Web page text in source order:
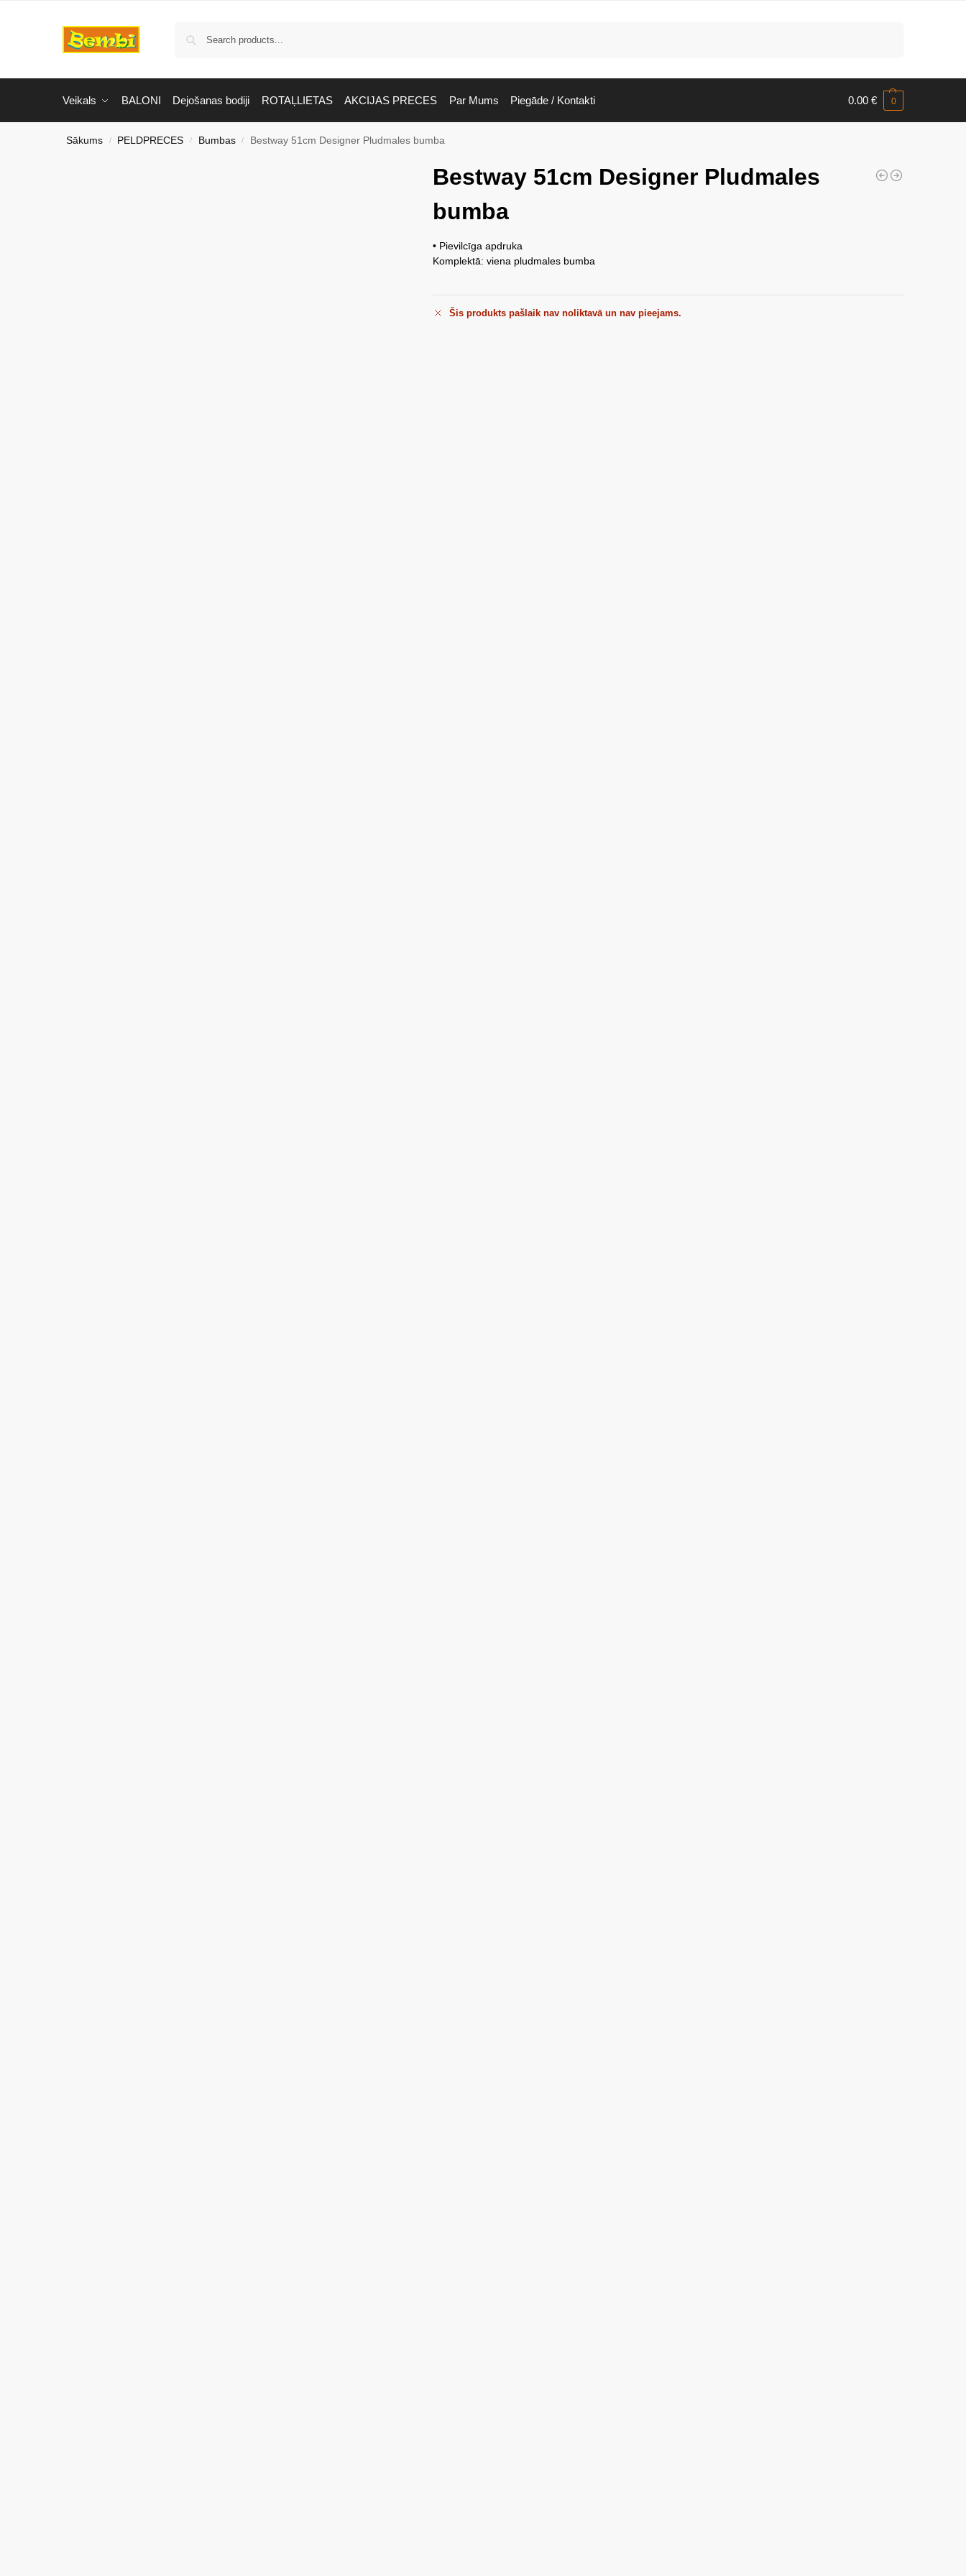
Veikals BALONI Dejošanas bodiji ROTAĻLIETAS AKCIJAS PRECES Par Mums Piegāde / Kontakti 0.00 € 0
Sākums / PELDPRECES / Bumbas / Bestway 51cm Designer Pludmales bumba
Bestway 51cm Designer Pludmales
bumba
• Pievilcīga apdruka
Komplektā: viena pludmales bumba
Šis produkts pašlaik nav noliktavā un nav pieejams.